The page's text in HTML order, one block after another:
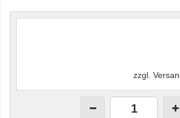
zzgl.